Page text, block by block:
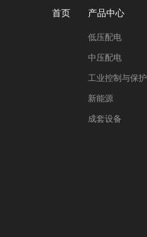
首页 产品中心
低压配电
中压配电
工业控制与保护
新能源
成套设备